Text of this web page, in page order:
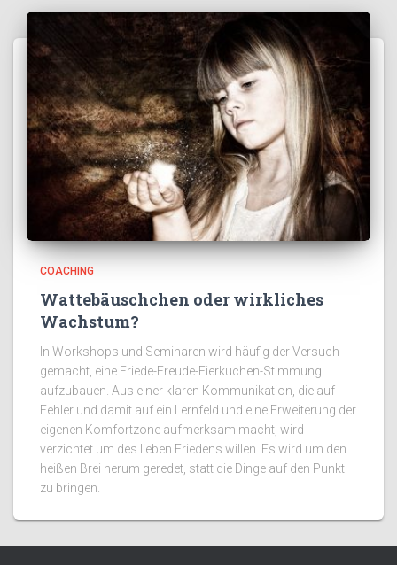
COACHING
Wattebäuschchen oder wirkliches
Wachstum?
In Workshops und Seminaren wird häufig der Versuch
gemacht, eine Friede-Freude-Eierkuchen-Stimmung
aufzubauen. Aus einer klaren Kommunikation, die auf
Fehler und damit auf ein Lernfeld und eine Erweiterung der
eigenen Komfortzone aufmerksam macht, wird
verzichtet um des lieben Friedens willen. Es wird um den
heißen Brei herum geredet, statt die Dinge auf den Punkt
zu bringen.